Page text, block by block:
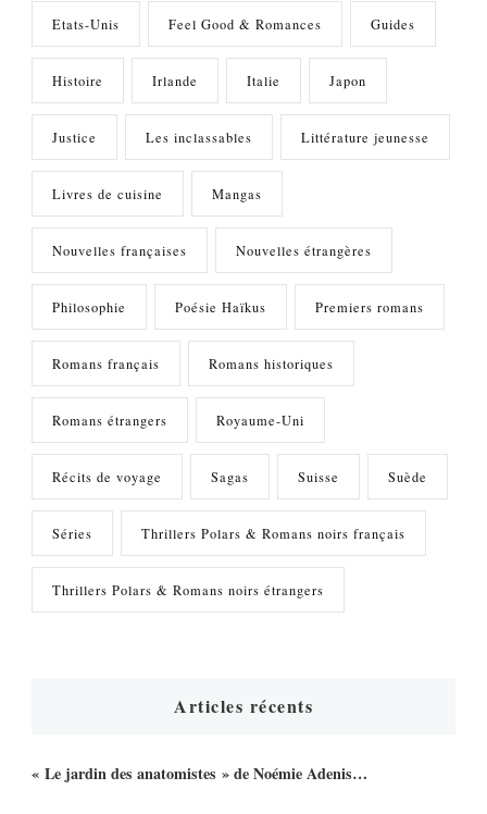
Etats-Unis Feel Good & Romances Guides
Histoire Irlande Italie Japon
Justice Les inclassables Littérature jeunesse
Livres de cuisine Mangas
Nouvelles françaises Nouvelles étrangères
Philosophie Poésie Haïkus Premiers romans
Romans français Romans historiques
Romans étrangers Royaume-Uni
Récits de voyage Sagas Suisse Suède
Séries Thrillers Polars & Romans noirs français
Thrillers Polars & Romans noirs étrangers
Articles récents
« Le jardin des anatomistes » de Noémie Adenis…